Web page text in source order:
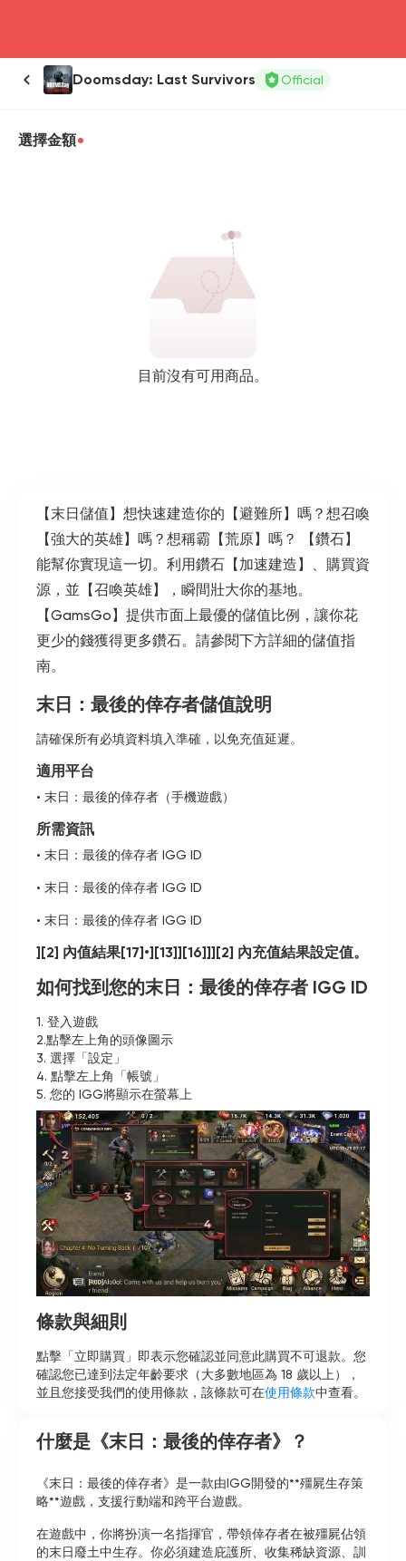
Doomsday: Last Survivors Official
選擇金額
目前沒有可用商品。
【末日儲值】想快速建造你的【避難所】嗎？想召喚
【強大的英雄】嗎？想稱霸【荒原】嗎？ 【鑽石】
能幫你實現這一切。利用鑽石【加速建造】、購買資
源，並【召喚英雄】，瞬間壯大你的基地。
【GamsGo】提供市面上最優的儲值比例，讓你花
更少的錢獲得更多鑽石。請參閱下方詳細的儲值指
南。
末日：最後的倖存者儲值說明
請確保所有必填資料填入準確，以免充值延遲。
適用平台
• 末日：最後的倖存者（手機遊戲）
所需資訊
• 末日：最後的倖存者 IGG ID
• 末日：最後的倖存者 IGG ID
• 末日：最後的倖存者 IGG ID
][2] 內值結果[17]•][13]][16]]][2] 內充值結果設定值。
如何找到您的末日：最後的倖存者 IGG ID
1. 登入遊戲
2.點擊左上角的頭像圖示
3. 選擇「設定」
4. 點擊左上角「帳號」
5. 您的 IGG將顯示在螢幕上
條款與細則
點擊「立即購買」即表示您確認並同意此購買不可退款。您
確認您已達到法定年齡要求（大多數地區為 18 歲以上），
並且您接受我們的使用條款，該條款可在使用條款中查看。
什麼是《末日：最後的倖存者》？
《末日：最後的倖存者》是一款由IGG開發的**殭屍生存策
略**遊戲，支援行動端和跨平台遊戲。
在遊戲中，你將扮演一名指揮官，帶領倖存者在被殭屍佔領
的末日廢土中生存。你必須建造庇護所、收集稀缺資源、訓